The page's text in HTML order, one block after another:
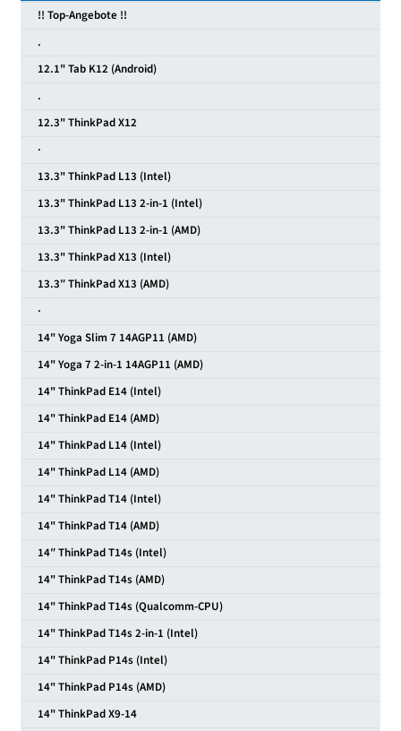
!! Top-Angebote !!
.
12.1" Tab K12 (Android)
.
12.3" ThinkPad X12
·
13.3" ThinkPad L13 (Intel)
13.3" ThinkPad L13 2-in-1 (Intel)
13.3" ThinkPad L13 2-in-1 (AMD)
13.3" ThinkPad X13 (Intel)
13.3″ ThinkPad X13 (AMD)
·
14" Yoga Slim 7 14AGP11 (AMD)
14" Yoga 7 2-in-1 14AGP11 (AMD)
14" ThinkPad E14 (Intel)
14" ThinkPad E14 (AMD)
14" ThinkPad L14 (Intel)
14" ThinkPad L14 (AMD)
14" ThinkPad T14 (Intel)
14" ThinkPad T14 (AMD)
14″ ThinkPad T14s (Intel)
14" ThinkPad T14s (AMD)
14" ThinkPad T14s (Qualcomm-CPU)
14" ThinkPad T14s 2-in-1 (Intel)
14" ThinkPad P14s (Intel)
14" ThinkPad P14s (AMD)
14" ThinkPad X9-14